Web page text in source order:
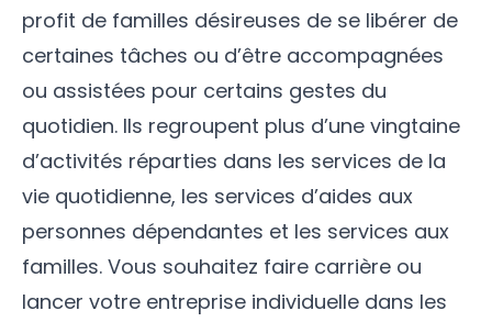
profit de familles désireuses de se libérer de
certaines tâches ou d’être accompagnées
ou assistées pour certains gestes du
quotidien. Ils regroupent plus d’une vingtaine
d’activités réparties dans les services de la
vie quotidienne, les services d’aides aux
personnes dépendantes et les services aux
familles. Vous souhaitez faire carrière ou
lancer votre entreprise individuelle dans les